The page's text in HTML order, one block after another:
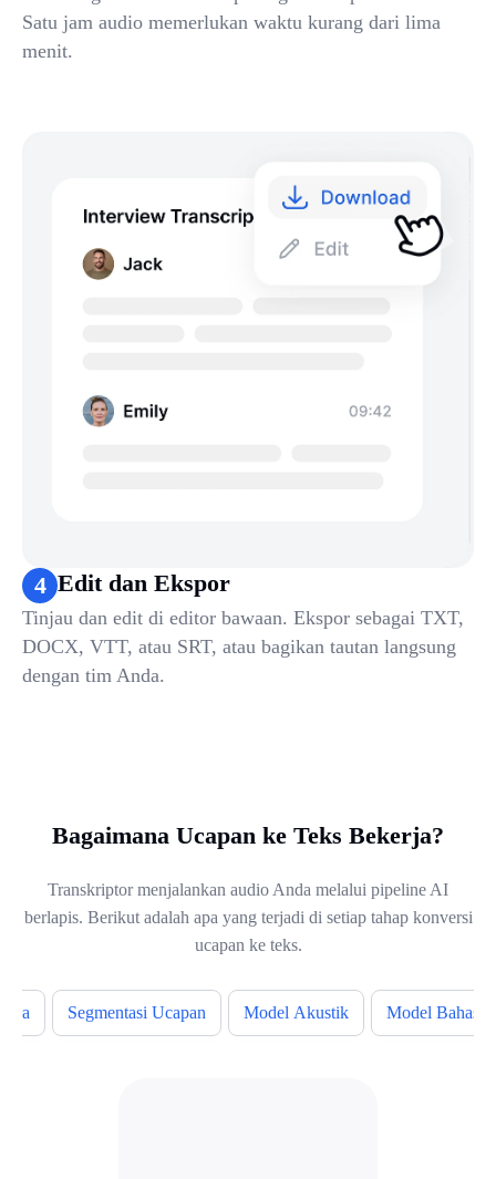
Satu jam audio memerlukan waktu kurang dari lima
menit.
4 Edit dan Ekspor
Tinjau dan edit di editor bawaan. Ekspor sebagai TXT,
DOCX, VTT, atau SRT, atau bagikan tautan langsung
dengan tim Anda.
Bagaimana Ucapan ke Teks Bekerja?
Transkriptor menjalankan audio Anda melalui pipeline AI
berlapis. Berikut adalah apa yang terjadi di setiap tahap konversi
ucapan ke teks.
Segmentasi Ucapan Model Akustik Model Bahasa